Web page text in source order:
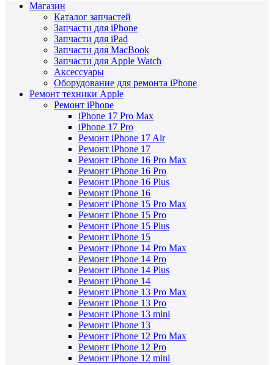
Магазин
Каталог запчастей
Запчасти для iPhone
Запчасти для iPad
Запчасти для MacBook
Запчасти для Apple Watch
Аксессуары
Оборудование для ремонта iPhone
Ремонт техники Apple
Ремонт iPhone
iPhone 17 Pro Max
iPhone 17 Pro
Ремонт iPhone 17 Air
Ремонт iPhone 17
Ремонт iPhone 16 Pro Max
Ремонт iPhone 16 Pro
Ремонт iPhone 16 Plus
Ремонт iPhone 16
Ремонт iPhone 15 Pro Max
Ремонт iPhone 15 Pro
Ремонт iPhone 15 Plus
Ремонт iPhone 15
Ремонт iPhone 14 Pro Max
Ремонт iPhone 14 Pro
Ремонт iPhone 14 Plus
Ремонт iPhone 14
Ремонт iPhone 13 Pro Max
Ремонт iPhone 13 Pro
Ремонт iPhone 13 mini
Ремонт iPhone 13
Ремонт iPhone 12 Pro Max
Ремонт iPhone 12 Pro
Ремонт iPhone 12 mini